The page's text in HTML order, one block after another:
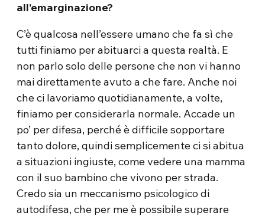
all’emarginazione?
C’è qualcosa nell’essere umano che fa sì che
tutti finiamo per abituarci a questa realtà. E
non parlo solo delle persone che non vi hanno
mai direttamente avuto a che fare. Anche noi
che ci lavoriamo quotidianamente, a volte,
finiamo per considerarla normale. Accade un
po’ per difesa, perché è difficile sopportare
tanto dolore, quindi semplicemente ci si abitua
a situazioni ingiuste, come vedere una mamma
con il suo bambino che vivono per strada.
Credo sia un meccanismo psicologico di
autodifesa, che per me è possibile superare